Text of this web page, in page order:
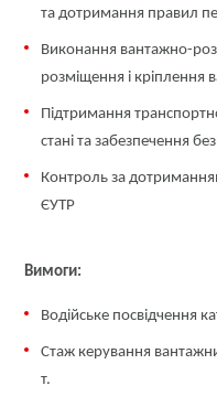
та дотримання правил
Виконання вантажно-
розміщення і кріплення
Підтримання
стані та забезпечення
Контроль за
ЄУТР
Вимоги:
Водійське посвідчення
Стаж керування
т.